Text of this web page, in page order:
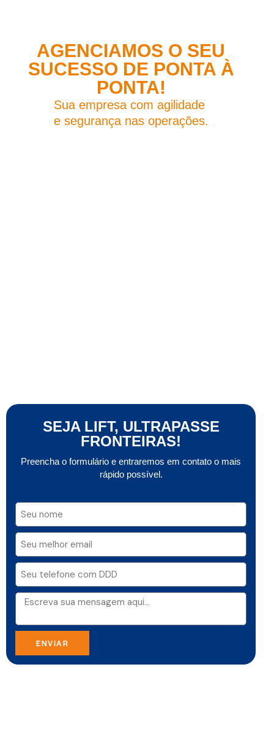
AGENCIAMOS O SEU
SUCESSO DE PONTA À
PONTA!
Sua empresa com agilidade
e segurança nas operações.
SEJA LIFT, ULTRAPASSE
FRONTEIRAS!
Preencha o formulário e entraremos em contato o mais
rápido possível.
ENVIAR